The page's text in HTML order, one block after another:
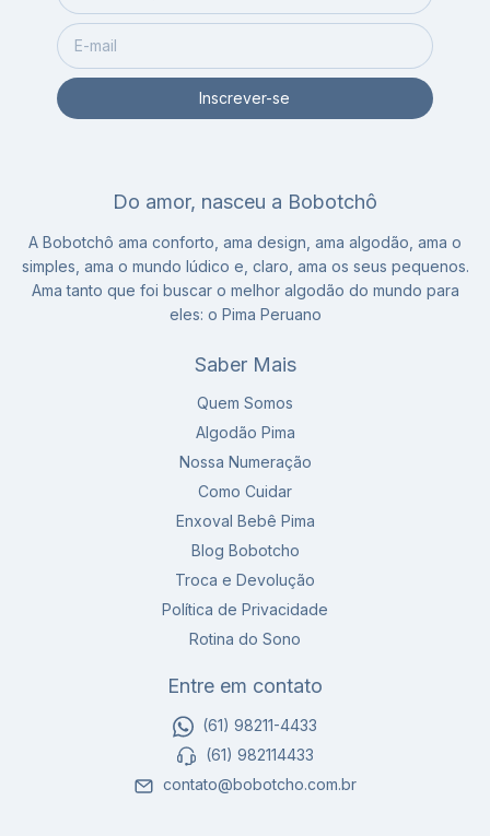
Do amor, nasceu a Bobotchô
A Bobotchô ama conforto, ama design, ama algodão, ama o
simples, ama o mundo lúdico e, claro, ama os seus pequenos.
Ama tanto que foi buscar o melhor algodão do mundo para
eles: o Pima Peruano
Saber Mais
Quem Somos
Algodão Pima
Nossa Numeração
Como Cuidar
Enxoval Bebê Pima
Blog Bobotcho
Troca e Devolução
Política de Privacidade
Rotina do Sono
Entre em contato
(61) 98211-4433
(61) 982114433
contato@bobotcho.com.br